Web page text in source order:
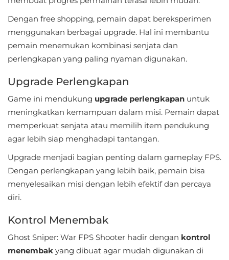
Home
Libraries
&
LifeStyle
Maps
Medical
Music
Audio
News
Dengan free shopping, pemain dapat bereksperimen
menggunakan berbagai upgrade. Hal ini membantu
pemain menemukan kombinasi senjata dan
perlengkapan yang paling nyaman digunakan.
Upgrade Perlengkapan
Game ini mendukung upgrade perlengkapan untuk
meningkatkan kemampuan dalam misi. Pemain dapat
memperkuat senjata atau memilih item pendukung
agar lebih siap menghadapi tantangan.
Upgrade menjadi bagian penting dalam gameplay FPS.
Dengan perlengkapan yang lebih baik, pemain bisa
menyelesaikan misi dengan lebih efektif dan percaya
diri.
Kontrol Menembak
Ghost Sniper: War FPS Shooter hadir dengan kontrol
menembak yang dibuat agar mudah digunakan di